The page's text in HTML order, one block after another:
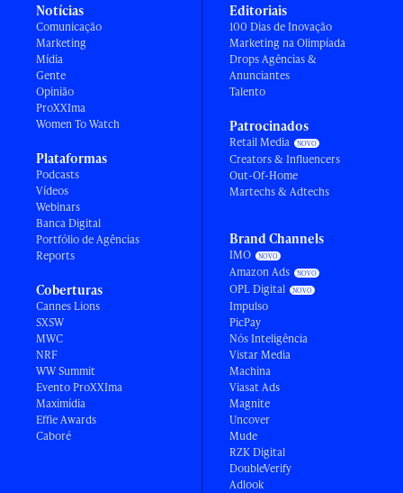
Notícias
Comunicação
Marketing
Mídia
Gente
Opinião
ProXXIma
Women To Watch
Plataformas
Podcasts
Vídeos
Webinars
Banca Digital
Portfólio de Agências
Reports
Coberturas
Cannes Lions
SXSW
MWC
NRF
WW Summit
Evento ProXXIma
Maximídia
Effie Awards
Caboré
Editoriais
100 Dias de Inovação
Marketing na Olimpíada
Drops Agências &
Anunciantes
Talento
Patrocinados
Retail Media
Creators & Influencers
Out-Of-Home
Martechs & Adtechs
Brand Channels
IMO
Amazon Ads
OPL Digital
Impulso
PicPay
Nós Inteligência
Vistar Media
Machina
Viasat Ads
Magnite
Uncover
Mude
RZK Digital
DoubleVerify
Adlook